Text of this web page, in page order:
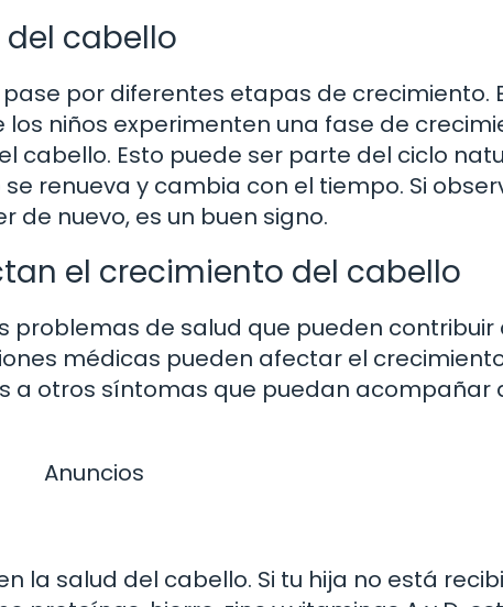
cabello
por diferentes etapas de crecimiento.
niños experimenten una fase de
cabello. Esto puede ser parte del ciclo
renueva y cambia con el tiempo. Si
de nuevo, es un buen signo.
el crecimiento del cabello
problemas de salud que pueden contribuir
médicas pueden afectar el
a otros síntomas que puedan acompañar
Anuncios
la salud del cabello. Si tu hija no está